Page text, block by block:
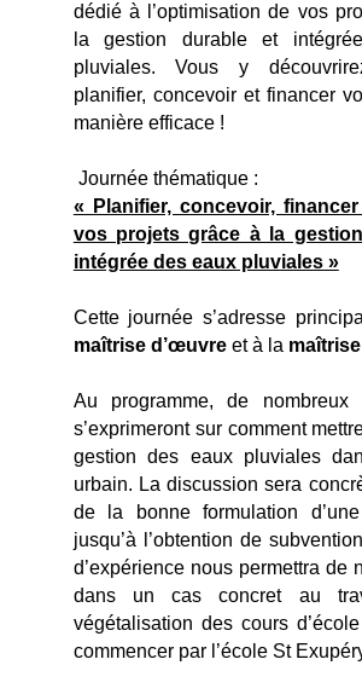
dédié à l’optimisation de vos
la gestion durable et
pluviales. Vous y
planifier, concevoir et financer
manière efficace !
Journée thématique :
« Planifier, concevoir,
vos projets grâce à la
intégrée des eaux pluviales »
Cette journée s’adresse
maîtrise d’œuvreet à la
Au programme, de nombreux
s’exprimeront sur comment
gestion des eaux pluviales
urbain. La discussion sera
de la bonne formulation
jusqu’à l’obtention de
d’expérience nous permettra de
dans un cas concret au
végétalisation des cours
commencer par l’école St